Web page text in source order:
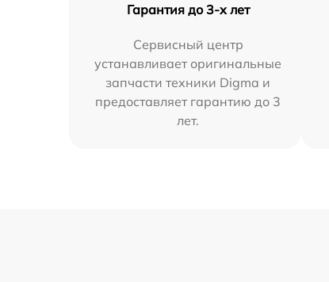
Гарантия до 3-х лет
Сервисный центр
устанавливает оригинальные
запчасти техники Digma и
предоставляет гарантию до 3
лет.